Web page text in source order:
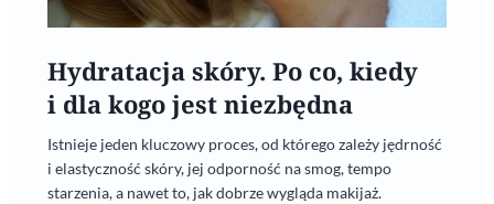
Hydratacja skóry. Po co, kiedy
i dla kogo jest niezbędna
Istnieje jeden kluczowy proces, od którego zależy jędrność
i elastyczność skóry, jej odporność na smog, tempo
starzenia, a nawet to, jak dobrze wygląda makijaż.